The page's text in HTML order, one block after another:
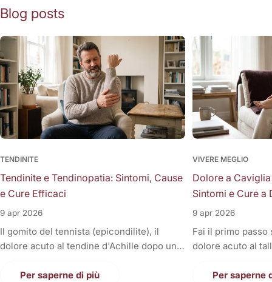
Blog posts
TENDINITE
Tendinite e Tendinopatia: Sintomi, Cause
e Cure Efficaci
9 apr 2026
Il gomito del tennista (epicondilite), il
dolore acuto al tendine d'Achille dopo una
braccio, o il fastidioso dolore al ginocchio
Per saperne di più
VIVERE MEGLIO
Dolore a
Sintomi e Cure a
9 apr 2026
Fai il primo
dolore acuto al
sono gonfie,
Per saperne